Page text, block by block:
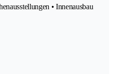
• Innenausbau